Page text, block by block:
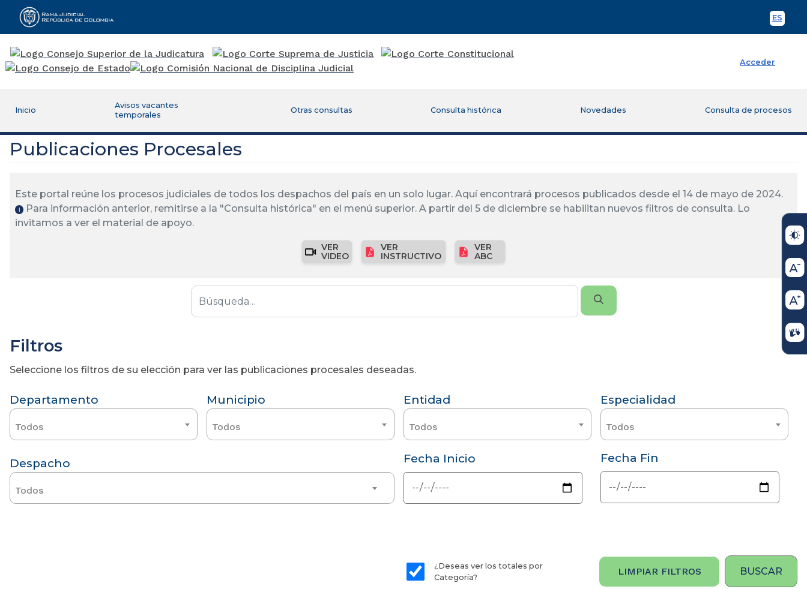
ES
Rama Judicial
Acceder
Inicio
Avisos vacantes
temporales
Otras consultas Consulta histórica Novedades Consulta de procesos
Publicaciones Procesales
Este portal reúne los procesos judiciales de todos los despachos del país en un solo lugar. Aquí encontrará procesos publicados desde el 14 de mayo de 2024.
ℹ️
Para información anterior, remitirse a la "Consulta histórica" en el menú superior. A partir del 5 de diciembre se habilitan nuevos filtros de consulta. Lo
invitamos a ver el material de apoyo.
VER
VIDEO
VER
INSTRUCTIVO
VER
ABC
Filtros
Seleccione los filtros de su elección para ver las publicaciones procesales deseadas.
Departamento
Todos
Municipio
Todos
Entidad
Todos
Especialidad
Todos
Despacho
Todos
Fecha Inicio Fecha Fin
¿Deseas ver los totales por
Categoría?
LIMPIAR FILTROS